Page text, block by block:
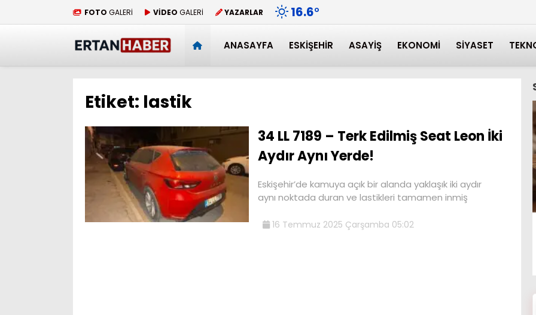
FOTO GALERİ VİDEO GALERİ YAZARLAR 16.6°
ANASAYFA ESKIŞEHIR ASAYIŞ EKONOMI SIYASET
Etiket: lastik
34 LL 7189 – Terk Edilmiş Seat Leon İki
Aydır Aynı Yerde!
Eskişehir’de kamuya açık bir alanda yaklaşık iki aydır
aynı noktada duran ve lastikleri tamamen inmiş
16 Temmuz 2025 Çarşamba 05:02